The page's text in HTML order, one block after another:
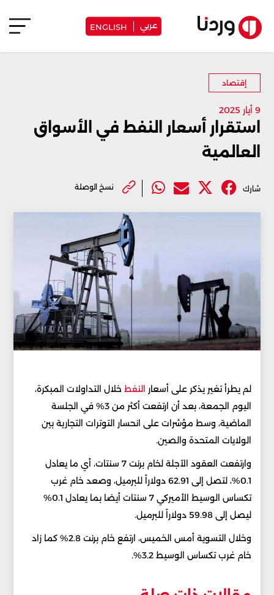
عربي ENGLISH
إقتصاد
9 أيار 2025
استقرار أسعار النفط في الأسواق
العالمية
شارك نسخ الوصلة
لم يطرأ تغير يذكر على أسعار النفط خلال التداولات المبكرة،
اليوم الجمعة، بعد أن ارتفعت أكثر من 3% في الجلسة
الماضية، وسط مؤشرات على انحسار التوترات التجارية بين
الولايات المتحدة والصين.
وارتفعت العقود الآجلة لخام برنت 7 سنتات، أي ما يعادل
0.1%، لتصل إلى 62.91 دولاراً للبرميل، وصعد خام غرب
تكساس الوسيط الأميركي 7 سنتات أيضا بما يعادل 0.1%
ليصل إلى 59.98 دولاراً للبرميل.
وخلال التسوية أمس الخميس، ارتفع خام برنت 2.8% كما زاد
خام غرب تكساس الوسيط 3.2%.